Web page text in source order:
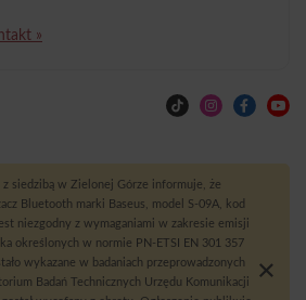
»
z siedzibą w Zielonej Górze informuje, że
Bluetooth marki Baseus, model S-09A, kod
niezgodny z wymaganiami w zakresie emisji
określonych w normie PN-ETSI EN 301 357
wykazane w badaniach przeprowadzonych
Badań Technicznych Urzędu Komunikacji